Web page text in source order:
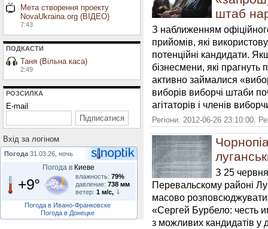
Мета створення проекту
NovaUkraina.org (ВІДЕО)
7:43
ПОДКАСТИ
Таня (Вільна каса)
2:49
РОЗСИЛКА
E-mail
Вхiд за логiном
Погода 31.03.26, ночь
Погода в Киеве
+9° влажность: 79%
давление: 738 мм
ветер: 1 м/с,
Погода в Ивано-Франковске
Погода в Донецке
штаб
З наближенням
прийомів, які
потенційні кандидати.
бізнесмени, які
активно займалися
виборів виборчі штаби
агітаторів і членів
Регіони. 2012-06-26 23:10:00.
З 25
Перевальскому районі
масово розповсюджувати
«Сергей Бурбело: честь
з можливих кандидатів у